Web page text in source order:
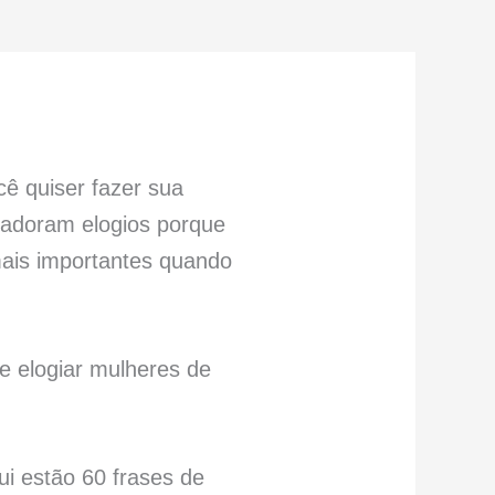
quiser fazer sua
elogios porque
importantes quando
elogiar mulheres de
estão 60 frases de